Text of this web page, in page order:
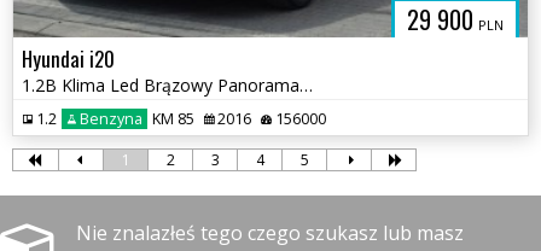
29 900 PLN
Hyundai i20
1.2B Klima Led Brązowy Panorama 2016r Sprowadzony Opłacony
1.2 Benzyna KM 85 2016 156000
1 2 3 4 5
Nie znalazłeś tego czego szukasz lub masz